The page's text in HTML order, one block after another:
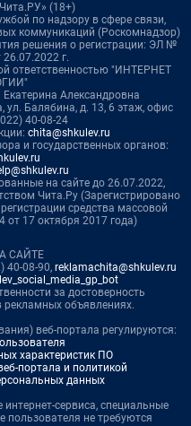
(18+)
по надзору в сфере связи,
коммуникаций (Роскомнадзор)
решения о регистрации: ЭЛ №
г.
ответственностью "ИНТЕРНЕТ
Александровна
ул. Балябина, д. 13, 6 этаж, офис
40-08-24
chita@shkulev.ru
и государственных органов:
на сайте до 26.07.2022,
Чита.Ру (Зарегистрировано
средства массовой
17 октября 2017 года)
САЙТЕ
40-08-90, reklamachita@shkulev.ru
за достоверность
объявлениях.
веб-портала регулируются:
характеристик ПО
портала и политикой
данных
интернет-сервиса, специальные
пользователя не требуются